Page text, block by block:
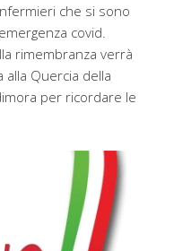
che si sono
covid.
rimembranza verrà
Quercia della
per ricordare le